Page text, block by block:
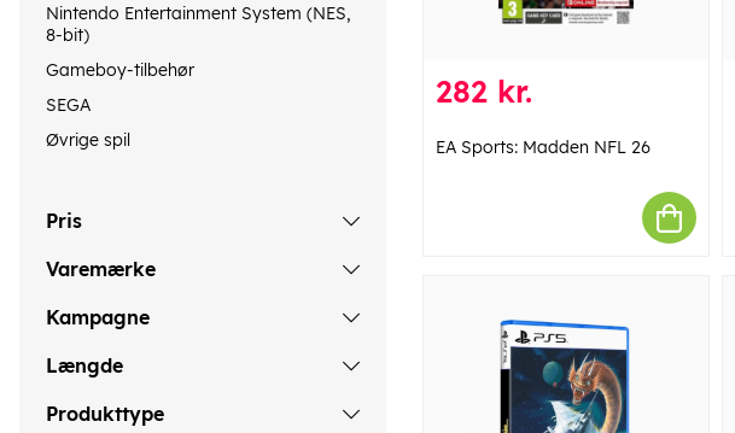
Nintendo Entertainment System (NES,
8-bit)
Gameboy-tilbehør
SEGA
Øvrige spil
Pris
Varemærke
Kampagne
Længde
Produkttype
282 kr.
EA Sports: Madden NFL 26